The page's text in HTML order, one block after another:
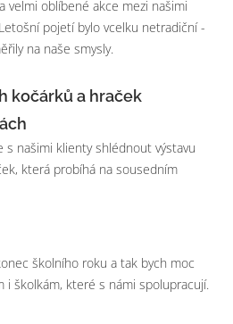
velmi oblíbené akce mezi našimi
pojetí bylo vcelku netradiční -
na naše smysly.
kočárků a hraček
s našimi klienty shlédnout výstavu
která probíhá na sousedním
školního roku a tak bych moc
i školkám, které s námi spolupracují.